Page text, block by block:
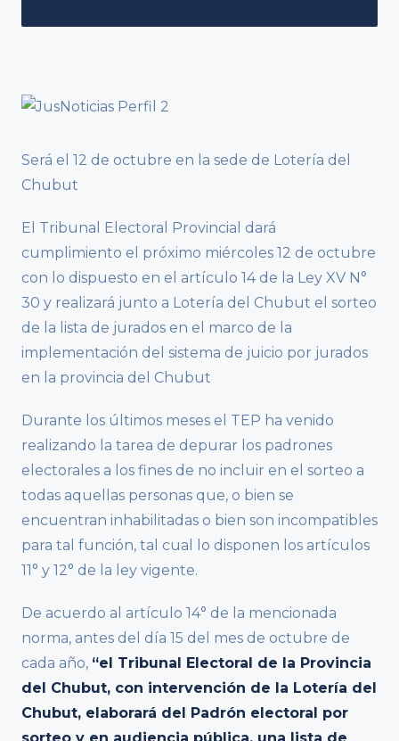
Será el 12 de octubre en la sede de Lotería del
Chubut
El Tribunal Electoral Provincial dará
cumplimiento el próximo miércoles 12 de octubre
con lo dispuesto en el artículo 14 de la Ley XV N°
30 y realizará junto a Lotería del Chubut el sorteo
de la lista de jurados en el marco de la
implementación del sistema de juicio por jurados
en la provincia del Chubut
Durante los últimos meses el TEP ha venido
realizando la tarea de depurar los padrones
electorales a los fines de no incluir en el sorteo a
todas aquellas personas que, o bien se
encuentran inhabilitadas o bien son incompatibles
para tal función, tal cual lo disponen los artículos
11° y 12° de la ley vigente.
De acuerdo al artículo 14° de la mencionada
norma, antes del día 15 del mes de octubre de
cada año, “el Tribunal Electoral de la Provincia
del Chubut, con intervención de la Lotería del
Chubut, elaborará del Padrón electoral por